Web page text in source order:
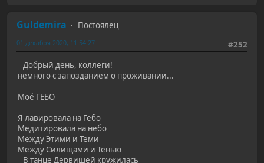
Guldemira
Постоялец
#252
01 декабря 2020, 11:54:27
Добрый день, коллеги!
немного с запозданием о проживании...
Моё ГЕБО
Я лавировала на Гебо
Медитировала на небо
Между Этими и Теми
Между Силищами и Тенью
В танце Дервишей кружилась